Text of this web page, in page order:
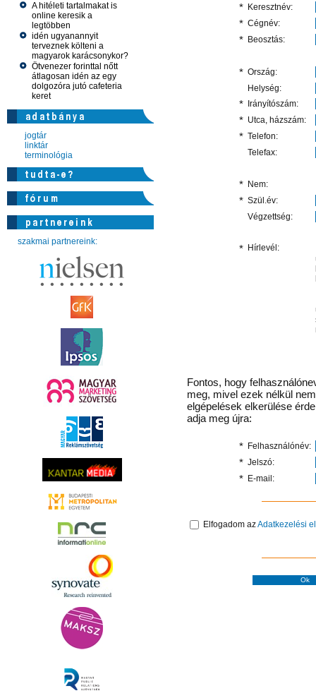
A hitéleti tartalmakat is
online keresik a
legtöbben
idén ugyanannyit
terveznek költeni a
magyarok karácsonykor?
Ötvenezer forinttal nőtt
átlagosan idén az egy
dolgozóra jutó cafeteria
keret
jogtár
linktár
terminológia
szakmai partnereink:
* Keresztnév:
* Cégnév:
* Beosztás:
* Ország:
Helység:
* Irányítószám:
* Utca, házszám:
* Telefon:
Telefax:
* Nem:
* Szül.év:
Végzettség:
* Hírlevél:
Fontos, hogy
meg, mivel ezek nélkül
elgépelések elkerülése
adja meg újra:
* Felhasználónév:
* Jelszó:
* E-mail:
Elfogadom azAdatkezelési